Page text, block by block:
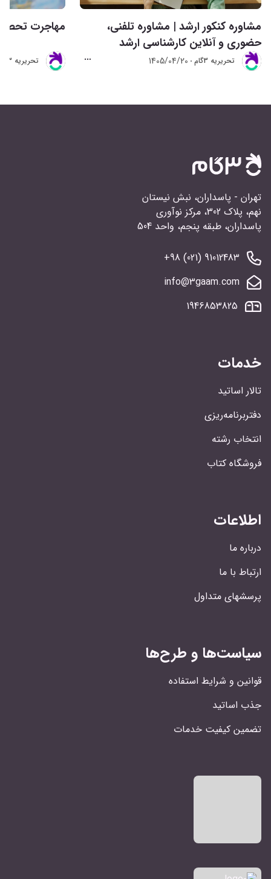
مشاوره کنکور ارشد | مشاوره تلفنی،
حضوری و آنلاین کارشناسی ارشد
تحريريه 3گام 1405/04/20
مهاجرت
تحريريه 3گام
تهران - پاسداران، نبش نیستان
نهم، پلاک 302، مرکز نوآوری
پاسداران، طبقه پنجم، واحد 504
91012483 (021) 98+
info@3gaam.com
1946853825
خدمات
تالار اساتید
دفتربرنامه‌ریزی
انتخاب رشته
فروشگاه کتاب
اطلاعات
درباره ما
ارتباط با ما
پرسشهای متداول
سیاست‌ها و طرح‌ها
قوانین و شرایط استفاده
جذب اساتید
تضمین کیفیت خدمات